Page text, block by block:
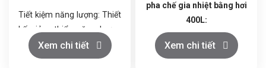
Tiết kiệm năng lượng: Thiết
kế giảm thiểu năng lượng
tiêu thụ.
Chất lượng ổn định: Máy tự
Xem chi tiết
pha chế gia nhiệt bằng hơi
400L:
Khả năng gia nhiệt nhanh:
Nhờ hệ thống gia nhiệt
Xem chi tiết